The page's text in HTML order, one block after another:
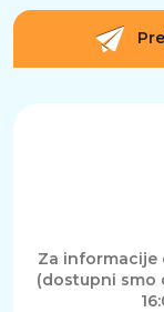
Za informacije
(dostupni smo